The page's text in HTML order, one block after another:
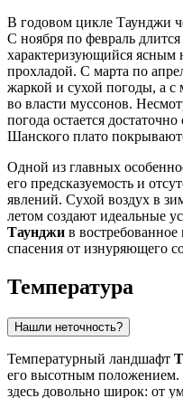
В годовом цикле Таунджи
С ноября по февраль длится
характеризующийся ясным
прохладой. С марта по
жаркой и сухой погоды, а с
во власти муссонов.
погода остается
Шанского плато
Одной из главных
его предсказуемость и
явлений. Сухой воздух в
летом создают идеальные
Таунджи в
спасения от изнуряющего
Температура
Нашли неточность?
Температурный ландшафт
его высотным положением.
здесь довольно широк: от